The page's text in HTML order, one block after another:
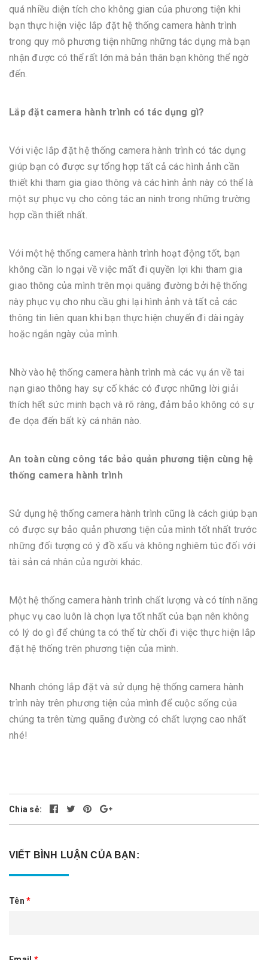
quá nhiều diện tích cho không gian của phương tiện khi
bạn thực hiện việc lắp đặt hệ thống camera hành trình
trong quy mô phương tiện những những tác dụng mà bạn
nhận được có thể rất lớn mà bản thân bạn không thể ngờ
đến.
Lắp đặt camera hành trình có tác dụng gì?
Với việc lắp đặt hệ thống camera hành trình có tác dụng
giúp bạn có được sự tổng hợp tất cả các hình ảnh cần
thiết khi tham gia giao thông và các hình ảnh này có thể là
một sự phục vụ cho công tác an ninh trong những trường
hợp cần thiết nhất.
Với một hệ thống camera hành trình hoạt động tốt, bạn
không cần lo ngại về việc mất đi quyền lợi khi tham gia
giao thông của mình trên mọi quãng đường bởi hệ thống
này phục vụ cho nhu cầu ghi lại hình ảnh và tất cả các
thông tin liên quan khi bạn thực hiện chuyến đi dài ngày
hoặc ngắn ngày của mình.
Nhờ vào hệ thống camera hành trình mà các vụ án về tai
nạn giao thông hay sự cố khác có được những lời giải
thích hết sức minh bạch và rõ ràng, đảm bảo không có sự
đe dọa đến bất kỳ cá nhân nào.
An toàn cùng công tác bảo quản phương tiện cùng hệ
thống camera hành trình
Sử dụng hệ thống camera hành trình cũng là cách giúp bạn
có được sự bảo quản phương tiện của mình tốt nhất trước
những đối tượng có ý đồ xấu và không nghiêm túc đối với
tài sản cá nhân của người khác.
Một hệ thống camera hành trình chất lượng và có tính năng
phục vụ cao luôn là chọn lựa tốt nhất của bạn nên không
có lý do gì để chúng ta có thể từ chối đi việc thực hiện lắp
đặt hệ thống trên phương tiện của mình.
Nhanh chóng lắp đặt và sử dụng hệ thống camera hành
trình này trên phương tiện của mình để cuộc sống của
chúng ta trên từng quãng đường có chất lượng cao nhất
nhé!
Chia sẻ:
VIẾT BÌNH LUẬN CỦA BẠN:
Tên *